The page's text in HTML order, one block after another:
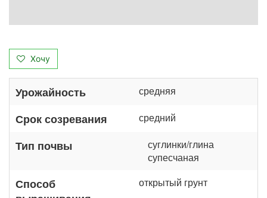
Хочу
Урожайность средняя
Срок созревания средний
Тип почвы
суглинки/глина
супесчаная
Способ
открытый грунт